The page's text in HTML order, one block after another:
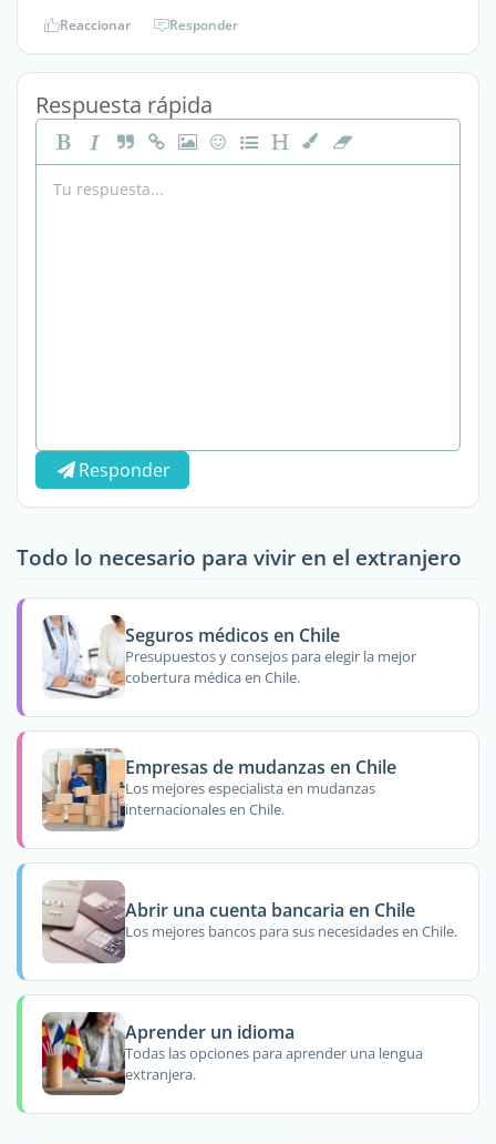
Reaccionar Responder
Respuesta rápida
Responder
Todo lo necesario para vivir en el extranjero
Seguros médicos en Chile
Presupuestos y consejos para elegir la mejor
cobertura médica en Chile.
Empresas de mudanzas en Chile
Los mejores especialista en mudanzas
internacionales en Chile.
Abrir una cuenta bancaria en Chile
Los mejores bancos para sus necesidades en Chile.
Aprender un idioma
Todas las opciones para aprender una lengua
extranjera.